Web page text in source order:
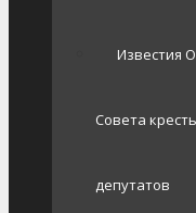
Известия
Совета
депутатов